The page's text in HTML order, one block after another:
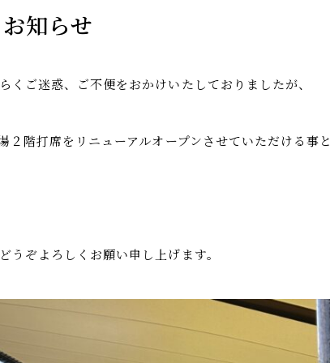
知らせ
くご迷惑、ご不便をおかけいたしておりましたが、
階打席をリニューアルオープンさせていただける事と
ぞよろしくお願い申し上げます。